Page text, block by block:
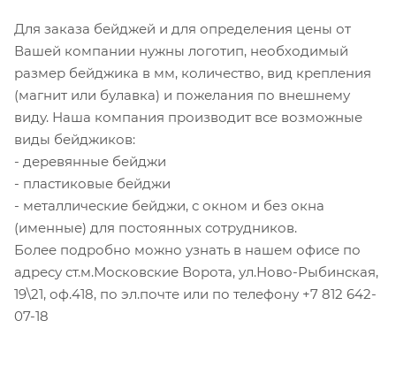
Для заказа бейджей и для определения цены от
Вашей компании нужны логотип, необходимый
размер бейджика в мм, количество, вид крепления
(магнит или булавка) и пожелания по внешнему
виду. Наша компания производит все возможные
виды бейджиков:
- деревянные бейджи
- пластиковые бейджи
- металлические бейджи, с окном и без окна
(именные) для постоянных сотрудников.
Более подробно можно узнать в нашем офисе по
адресу ст.м.Московские Ворота, ул.Ново-Рыбинская,
19\21, оф.418, по эл.почте или по телефону +7 812 642-
07-18